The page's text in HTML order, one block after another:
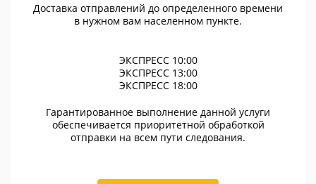
Доставка отправлений до определенного времени
в нужном вам населенном пункте.
ЭКСПРЕСС 10:00
ЭКСПРЕСС 13:00
ЭКСПРЕСС 18:00
Гарантированное выполнение данной услуги
обеспечивается приоритетной обработкой
отправки на всем пути следования.